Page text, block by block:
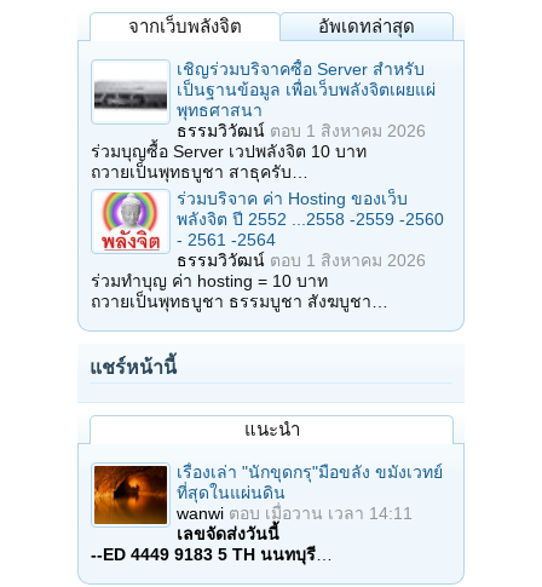
จากเว็บพลังจิต อัพเดทล่าสุด
เชิญร่วมบริจาคซื้อ Server สำหรับ
เป็นฐานข้อมูล เพื่อเว็บพลังจิตเผยแผ่
พุทธศาสนา
ธรรมวิวัฒน์ ตอบ 1 สิงหาคม 2026
ร่วมบุญซื้อ Server เวปพลังจิต 10 บาท
ถวายเป็นพุทธบูชา สาธุครับ…
ร่วมบริจาค ค่า Hosting ของเว็บ
พลังจิต ปี 2552 ...2558 -2559 -2560
- 2561 -2564
ธรรมวิวัฒน์ ตอบ 1 สิงหาคม 2026
ร่วมทำบุญ ค่า hosting = 10 บาท
ถวายเป็นพุทธบูชา ธรรมบูชา สังฆบูชา…
แชร์หน้านี้
แนะนำ
เรื่องเล่า "นักขุดกรุ"มือขลัง ขมังเวทย์
ที่สุดในแผ่นดิน
wanwi ตอบ เมื่อวาน เวลา 14:11
เลขจัดส่งวันนี้
--ED 4449 9183 5 TH นนทบุรี…